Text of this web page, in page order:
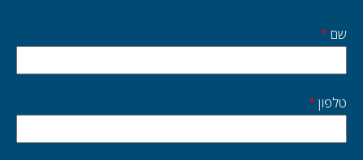
Start
side
שם
טלפון